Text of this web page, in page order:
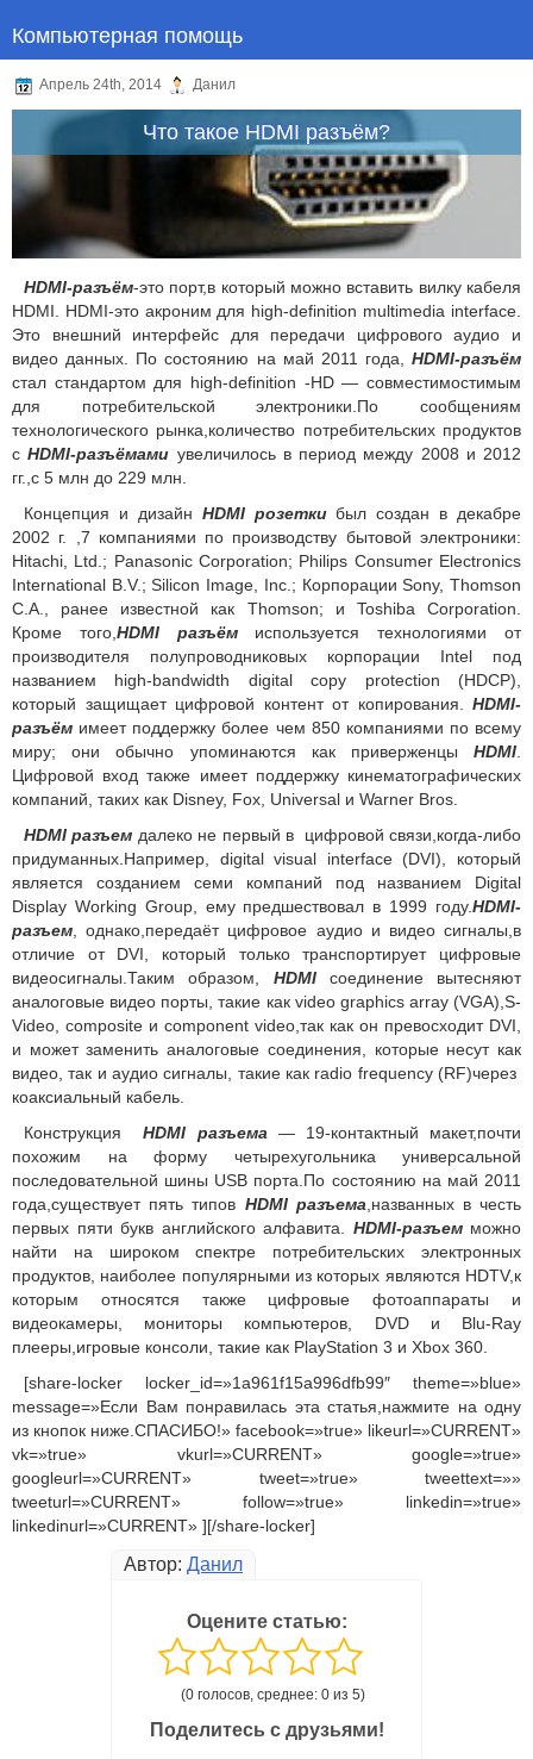
Компьютерная помощь
Апрель 24th, 2014 Данил
Что такое HDMI разъём?
HDMI-разъём-это порт,в который можно вставить вилку кабеля
HDMI. HDMI-это акроним для high-definition multimedia interface.
Это внешний интерфейс для передачи цифрового аудио и
видео данных. По состоянию на май 2011 года, HDMI-разъём
стал стандартом для high-definition -HD — совместимостимым
для потребительской электроники.По сообщениям
технологического рынка,количество потребительских продуктов
сHDMI-разъёмами увеличилось в период между 2008 и 2012
гг.,с 5 млн до 229 млн.
Концепция и дизайн HDMI розеткибыл создан в декабре
2002 г. ,7 компаниями по производству бытовой электроники:
Hitachi, Ltd.; Panasonic Corporation; Philips Consumer Electronics
International B.V.; Silicon Image, Inc.; Корпорации Sony, Thomson
С.А., ранее известной как Thomson; и Toshiba Corporation.
Кроме того, HDMI разъёмиспользуется технологиями от
производителя полупроводниковых корпорации Intel под
названием high-bandwidth digital copy protection (HDCP),
который защищает цифровой контент от копирования. HDMI-
разъём имеет поддержку более чем 850 компаниями по всему
миру; они обычно упоминаются как приверженцы HDMI
Цифровой вход также имеет поддержку кинематографических
компаний, таких как Disney, Fox, Universal и Warner Bros.
HDMI разъем далеко не первый в цифровой связи,когда-либо
придуманных.Например, digital visual interface (DVI), который
является созданием семи компаний под названием Digital
Display Working Group, ему предшествовал в 1999 году.HDMI-
разъем , однако,передаёт цифровое аудио и видео сигналы,в
отличие от DVI, который только транспортирует цифровые
видеосигналы.Таким образом,
HDMIсоединение вытесняют
аналоговые видео порты, такие как video graphics array (VGA),S-
Video, composite и component video,так как он превосходит DVI,
и может заменить аналоговые соединения, которые несут как
видео, так и аудио сигналы, такие как radio frequency (RF)через
коаксиальный кабель.
Конструкция
HDMI разъема — 19-контактный макет,почти
похожим на форму четырехугольника универсальной
последовательной шины USB порта.По состоянию на май 2011
года,существует пять типов HDMI разъема ,названных в честь
первых пяти букв английского алфавита. HDMI-разъемможно
найти на широком спектре потребительских электронных
продуктов, наиболее популярными из которых являются HDTV,к
которым относятся также цифровые фотоаппараты и
видеокамеры, мониторы компьютеров, DVD и Blu-Ray
плееры,игровые консоли, такие как PlayStation 3 и Xbox 360.
[share-locker locker_id=»1a961f15a996dfb99″ theme=»blue»
message=»Если Вам понравилась эта статья,нажмите на одну
из кнопок ниже.СПАСИБО!» facebook=»true» likeurl=»CURRENT»
vk=»true» vkurl=»CURRENT» google=»true»
googleurl=»CURRENT» tweet=»true» tweettext=»»
tweeturl=»CURRENT» follow=»true» linkedin=»true»
linkedinurl=»CURRENT» ][/share-locker]
Автор: Данил
Оцените статью:
(0 голосов, среднее: 0 из 5)
Поделитесь с друзьями!